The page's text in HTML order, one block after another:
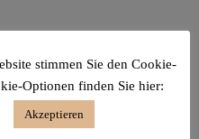
stimmen Sie den Cookie-
Optionen finden Sie hier:
Akzeptieren